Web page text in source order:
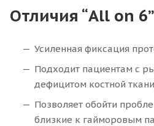
Отличия “All on
Усиленная фиксация
Подходит пациентам с
дефицитом костной
Позволяет обойти
близкие к гайморовым